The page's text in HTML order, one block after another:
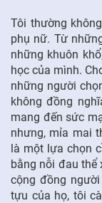
GIỎ HÀNG
Tôi thường
phụ nữ. Từ
những khuôn
học của mình.
những người
không đồng
mang đến sức
nhưng, mỉa mai
là một lựa chọn
bằng nỗi đau thể
cộng đồng
tựu của họ, tôi